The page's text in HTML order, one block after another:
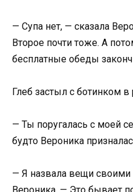
— Супа нет, — сказала
Второе почти тоже. А
бесплатные обеды
Глеб застыл с ботинком в
— Ты поругалась с моей
будто Вероника
— Я назвала вещи